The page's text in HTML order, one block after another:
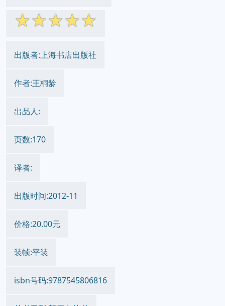
☆☆☆☆☆
出版者:上海书店出版社
作者:王桐龄
出品人:
页数:170
译者:
出版时间:2012-11
价格:20.00元
装帧:平装
isbn号码:9787545806816